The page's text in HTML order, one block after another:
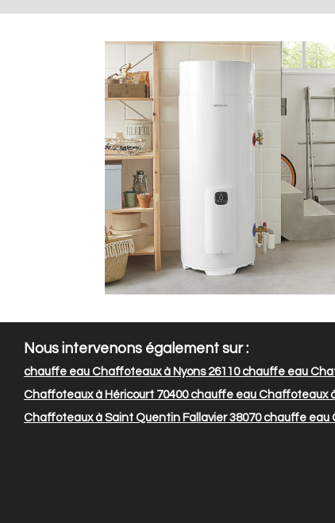
Nous intervenons également sur :
chauffe eau Chaffoteaux à Nyons 26110chauffe eau
Chaffoteaux à Héricourt 70400chauffe eau Chaffoteaux
Chaffoteaux à Saint Quentin Fallavier 38070chauffe eau